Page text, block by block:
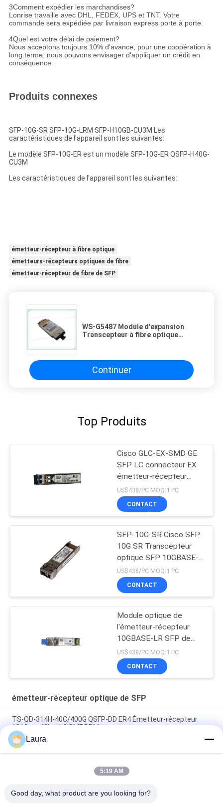
3Comment expédier les marchandises?
Lonrise travaille avec DHL, FEDEX, UPS et TNT. Votre
commande sera expédiée par livraison express porte à porte.
4Quel est votre délai de paiement?
Nous acceptons toujours 10% d'avance, pour une coopération à
long terme, nous pouvons envisager d'appliquer un crédit en
conséquence.
Produits connexes
SFP-10G-SR SFP-10G-LRM SFP-H10GB-CU3M Les
caractéristiques de l'appareil sont les suivantes:
Le modèle SFP-10G-ER est un modèle SFP-10G-ER QSFP-H40G-
CU3M
Les caractéristiques de l'appareil sont les suivantes:
émetteur-récepteur à fibre optique
émetteurs-récepteurs optiques de fibre
émetteur-récepteur de fibre de SFP
WS-G5487 Module d'expansion
Transcepteur à fibre optique
Continuer
Top Produits
Cisco GLC-EX-SMD GE
SFP LC connecteur EX
émetteur-récepteur
nouveau Original
US$438/PC MOQ:1 PC
CONTACT
SFP-10G-SR Cisco SFP
10G SR Transcepteur
optique SFP 10GBASE-
SR Module SFP
US$438/PC MOQ:1 PC
CONTACT
Module optique de
l'émetteur-récepteur
10GBASE-LR SFP de
SFP 10G LR SFP
US$438/PC MOQ:1 PC
CONTACT
émetteur-récepteur optique de SFP
TS-QD-314H-40C/400G QSFP-DD ER4 Émetteur-récepteur
1310nm 40km LC SMF DDM
SFP-10G-LR-C, module optique Huawei SFP+, 10G, 1310 nm, 10
km, LC
SFP-10G-SR, émetteur-récepteur Cisco SFP+, 10 Gbit/s/850
Laura
5:19 AM
Good day, what product are you looking for?